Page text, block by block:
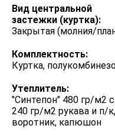
Вид центральной
застежки (куртка):
Закрытая (молния/
Комплектность:
Куртка,
Утеплитель:
"Синтепон" 480 гр/м2
240 гр/м2 рукава и п/
воротник, капюшон